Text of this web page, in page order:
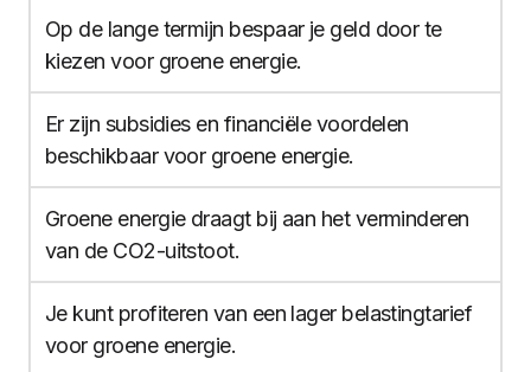
Op de lange termijn bespaar je geld door te
kiezen voor groene energie.
Er zijn subsidies en financiële voordelen
beschikbaar voor groene energie.
Groene energie draagt bij aan het verminderen
van de CO2-uitstoot.
Je kunt profiteren van een lager belastingtarief
voor groene energie.